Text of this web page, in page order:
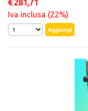
€ 281,71
Iva inclusa (22%)